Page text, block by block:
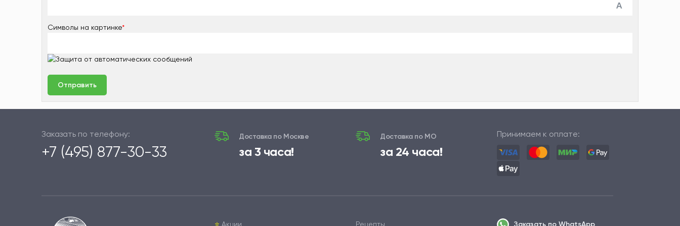
Символы на картинке*
Заказать по телефону:
+7 (495) 877-30-33
Доставка по Москве
за 3 часа!
Доставка по МО
за 24 часа!
Принимаем к оплате:
⭐️ Акции Рецепты Заказать по WhatsApp